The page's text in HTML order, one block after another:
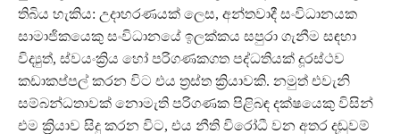
තිබිය හැකිය: උදාහරණයක් ලෙස, අන්තවාදී සංවිධානයක
සාමාජිකයෙකු සංවිධානයේ ඉලක්කය සපුරා ගැනීම සඳහා
විද්‍යුත්, ස්වයංක්‍රිය හෝ පරිගණකගත පද්ධතියක් දූරස්ථව
කඩාකප්පල් කරන විට එය ත්‍රස්ත ක්‍රියාවකි. නමුත් එවැනි
සම්බන්ධතාවක් නොමැති පරිගණක පිළිබඳ දක්ෂයෙකු විසින්
එම ක්‍රියාව සිදු කරන විට, එය නීති විරෝධී වන අතර දඬුවම්